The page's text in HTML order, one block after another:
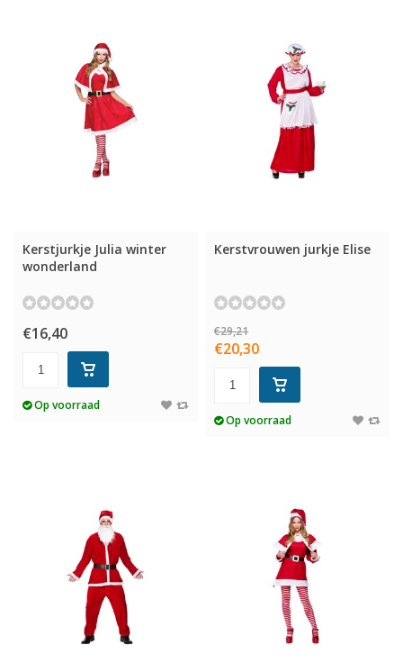
Kerstjurkje Julia winter
wonderland
€16,40
Op voorraad
Kerstvrouwen jurkje Elise
€29,21
€20,30
Op voorraad